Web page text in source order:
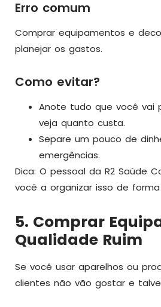
Erro comum
Comprar equipamentos e
planejar os gastos.
Como evitar?
Anote tudo que você vai
veja quanto custa.
Separe um pouco de
emergências.
Dica: O pessoal da R2 Saúde
você a organizar isso de
5. Comprar
Qualidade Ruim
Se você usar aparelhos ou
clientes não vão gostar e